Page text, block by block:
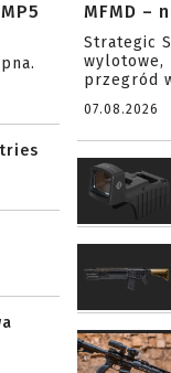
MFMD –
Strategic
wylotowe,
przegród
07.08.2026